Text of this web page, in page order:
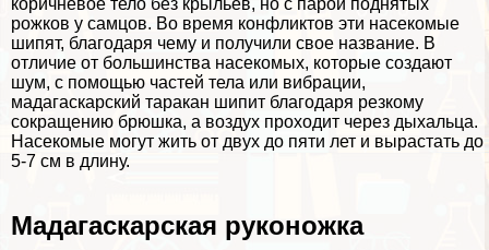
коричневое тело без крыльев, но с парой поднятых
рожков у самцов. Во время конфликтов эти насекомые
шипят, благодаря чему и получили свое название. В
отличие от большинства насекомых, которые создают
шум, с помощью частей тела или вибрации,
мадагаскарский таpaкан шипит благодаря резкому
сокращению брюшка, а воздух проходит через дыхальца.
Насекомые могут жить от двух до пяти лет и вырастать до
5-7 см в длину.
Мадагаскарская руконожка